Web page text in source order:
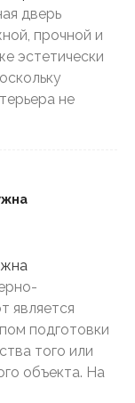
дверь
прочной и
эстетически
не
является
подготовки
того или
объекта. На